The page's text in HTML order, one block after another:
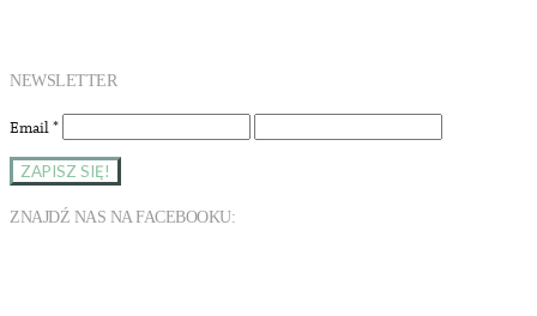
NEWSLETTER
Email*
ZNAJDŹ NAS NA FACEBOOKU: